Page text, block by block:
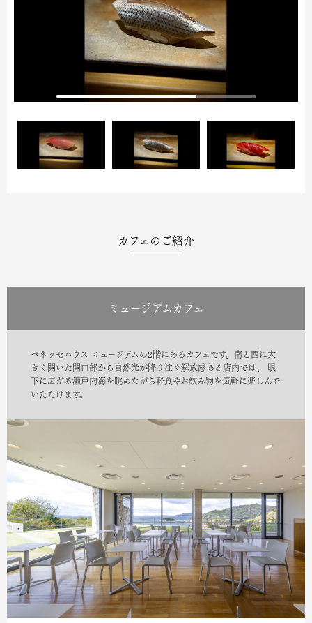
カフェのご紹介
ミュージアムカフェ
ベネッセハウス ミュージアムの2階にあるカフェです。南と西に大
きく開いた開口部から自然光が降り注ぐ解放感ある店内では、 眼
下に広がる瀬戸内海を眺めながら軽食やお飲み物を気軽に楽しんで
いただけます。